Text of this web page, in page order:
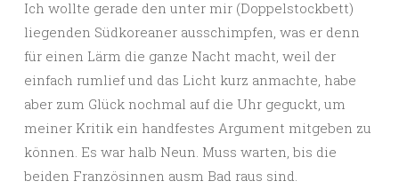
Ich wollte gerade den unter mir (Doppelstockbett)
liegenden Südkoreaner ausschimpfen, was er denn
für einen Lärm die ganze Nacht macht, weil der
einfach rumlief und das Licht kurz anmachte, habe
aber zum Glück nochmal auf die Uhr geguckt, um
meiner Kritik ein handfestes Argument mitgeben zu
können. Es war halb Neun. Muss warten, bis die
beiden Französinnen ausm Bad raus sind.